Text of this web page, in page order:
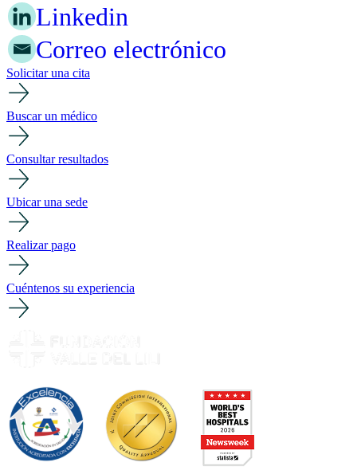
Linkedin
Correo electrónico
Solicitar una cita
Buscar un médico
Consultar resultados
Ubicar una sede
Realizar pago
Cuéntenos su experiencia